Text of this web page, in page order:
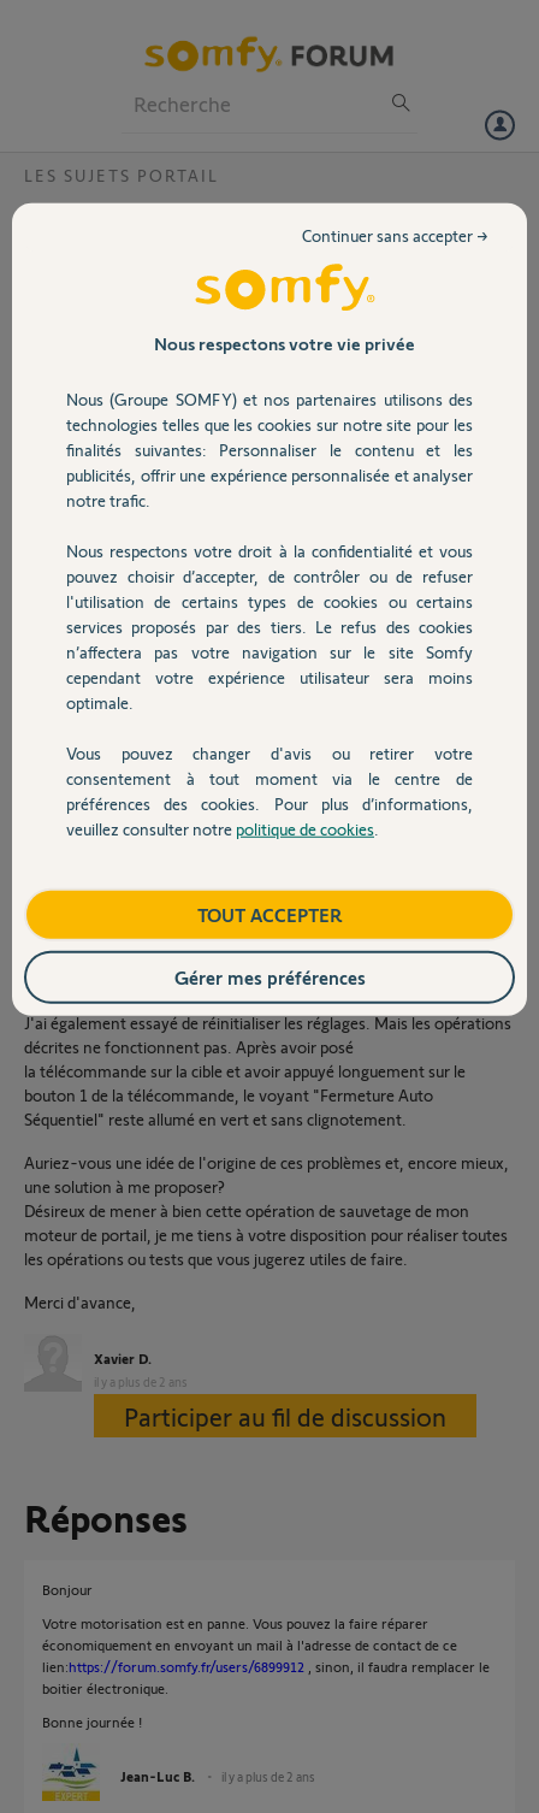
Volet
Sécurité
Domotique
Chauffage
Autres produits
Devis avec un pro
Contact
LES SUJETS PORTAIL
Moteur de portail Evolvia 400 / 450 ne
Bonjour,
J'ai installé le moteur
SOMFY 400 / 450 sur
vantaux en 2014. Il
depuis 8 ans.
Sont branchés dessus
deux cellules
clignotante et 2
télécommandes SOMFY
Keytis NS 4 RTS, dite à 4 touches, mais qui en compte réellement 5.
Et puis la semaine dernière le moteur a cessé de fonctionner.
En ouvrant le capot, j'ai vu que le voyant "Fermeture auto séquentiel"
était allumé en vert, en continue et le bouton "Statut" clignote en
rouge, à raison d'un clignotement par séquence, ce qui correspond à
diagnostique de la documentation SOMFY.
J'ai suivi tous les tests recommandées dans les documentations et
tutos SOMFY, à savoir
Vérification des piles des télécommandes et du clavier filaire: Les piles
Teste de l'alimentation du moteur avec un voltmètre: l'électricité
arrive jusqu'au moteur.
Branchement du bras gauche sur une petite batterie 24V, puis même
opération avec le bras droit: les deux bras fonctionnent.
J'ai également essayé de réinitialiser les réglages. Mais les opérations
décrites ne fonctionnent pas. Après avoir posé
la télécommande sur la cible et avoir appuyé longuement sur le
bouton 1 de la télécommande, le voyant "Fermeture Auto
Séquentiel" reste allumé en vert et sans clignotement.
Auriez-vous une idée de l'origine de ces problèmes et, encore mieux,
une solution à me proposer?
Désireux de mener à bien cette opération de sauvetage de mon
moteur de portail, je me tiens à votre disposition pour réaliser toutes
les opérations ou tests que vous jugerez utiles de faire.
Merci d'avance,
Xavier D.
il y a plus de 2 ans
Participer au fil de discussion
Réponses
Bonjour
Votre motorisation est en panne. Vous pouvez la faire réparer
économiquement en envoyant un mail à l'adresse de contact de ce
lien:https://forum.somfy.fr/users/6899912 , sinon, il faudra remplacer le
boitier électronique.
Bonne journée !
Jean-Luc B. il y a plus de 2 ans
Nous respectons votre vie privée
Nous (Groupe SOMFY) et nos partenaires utilisons des
technologies telles que les cookies sur notre site pour les
finalités suivantes: Personnaliser le contenu et les
publicités, offrir une expérience personnalisée et analyser
notre trafic.
Nous respectons votre droit à la confidentialité et vous
pouvez choisir d’accepter, de contrôler ou de refuser
l'utilisation de certains types de cookies ou certains
services proposés par des tiers. Le refus des cookies
n’affectera pas votre navigation sur le site Somfy
cependant votre expérience utilisateur sera moins
optimale.
Vous pouvez changer d'avis ou retirer votre
consentement à tout moment via le centre de
préférences des cookies. Pour plus d’informations,
veuillez consulter notre politique de cookies
Continuer sans accepter →
TOUT ACCEPTER
Gérer mes préférences